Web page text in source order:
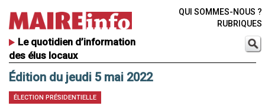
Le quotidien d’information
des élus locaux
QUI SOMMES-NOUS ?
RUBRIQUES
Édition du jeudi 5 mai 2022
ÉLECTION PRÉSIDENTIELLE